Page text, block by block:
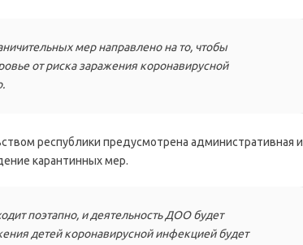
мер направлено на то, чтобы
от риска заражения коронавирусной
республики предусмотрена административная и
карантинных мер.
поэтапно, и деятельность ДОО будет
детей коронавирусной инфекцией будет